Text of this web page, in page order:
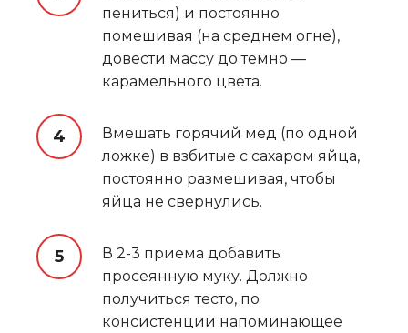
пениться) и постоянно
помешивая (на среднем огне),
довести массу до темно —
карамельного цвета.
Вмешать горячий мед (по одной
ложке) в взбитые с сахаром яйца,
постоянно размешивая, чтобы
яйца не свернулись.
В 2-3 приема добавить
просеянную муку. Должно
получиться тесто, по
консистенции напоминающее